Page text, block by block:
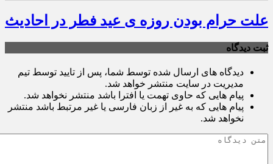
علت حرام بودن روزه ی عید فطر در احادیث
ثبت دیدگاه
دیدگاه های ارسال شده توسط شما، پس از تایید توسط تیم
مدیریت در سایت منتشر خواهد شد.
پیام هایی که حاوی تهمت یا افترا باشد منتشر نخواهد شد.
پیام هایی که به غیر از زبان فارسی یا غیر مرتبط باشد منتشر
نخواهد شد.